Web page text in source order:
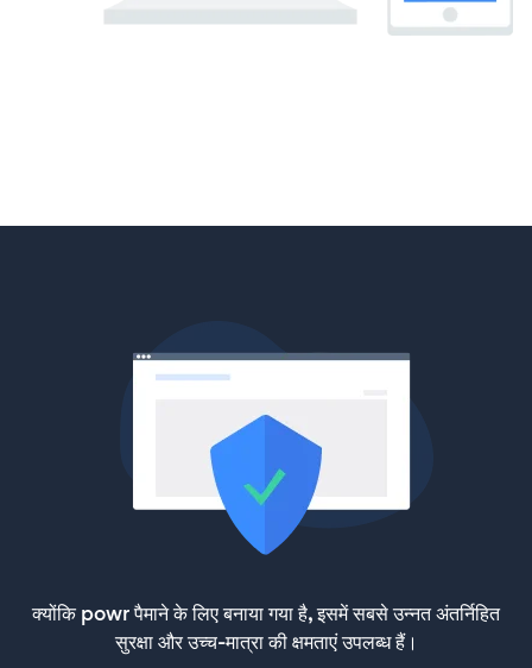
क्योंकि powr पैमाने के लिए बनाया गया है, इसमें सबसे उन्नत अंतर्निहित
सुरक्षा और उच्च-मात्रा की क्षमताएं उपलब्ध हैं।